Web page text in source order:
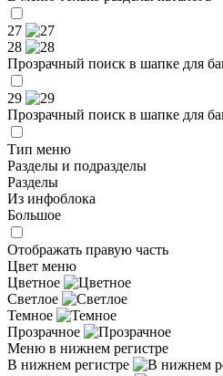
27
28
Прозрачный поиск в шапке для
29
Прозрачный поиск в шапке для
Тип меню
Разделы и подразделы
Разделы
Из инфоблока
Большое
Отображать правую часть
Цвет меню
Цветное
Светлое
Темное
Прозрачное
Меню в нижнем регистре
В нижнем регистре